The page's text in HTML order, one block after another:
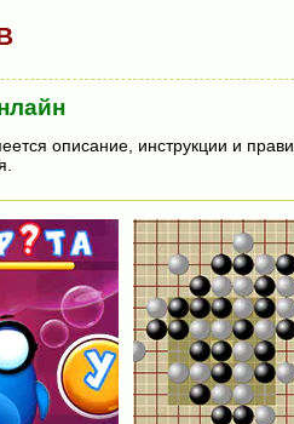
описание, инструкции и